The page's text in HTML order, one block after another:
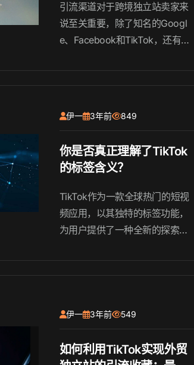
道？
引流渠道对于跨境独立站卖家来
说至关重要，除了知名的Googl
e、Facebook和TikTok，还有许
流渠道。在本文中，我们将详细
议.........
伊一 3年前 849
你是否真正理解了TikTok
的标签含义？
TikTok作为一款全球热门的短视
频应用，以其独特的标签功能，
为用户提供了一种全新的探索内
来说，他们是否真正理解了TikTo
伊一 3年前 549
如何利用TikTok实现外贸